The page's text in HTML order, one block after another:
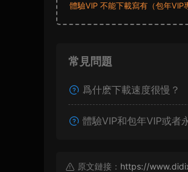
體驗VIP 不能下載寫有（包年VIP
常見問題
爲什麽下載速度很慢？
體驗VIP和包年VIP或者
原文鏈接： https://